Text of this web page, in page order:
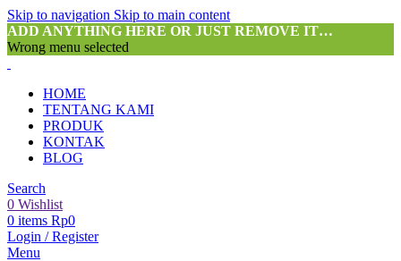
Skip to navigation Skip to main content
ADD ANYTHING HERE OR JUST REMOVE IT…
Wrong menu selected
HOME
TENTANG KAMI
PRODUK
KONTAK
BLOG
Search
0 Wishlist
0 items Rp0
Login / Register
Menu